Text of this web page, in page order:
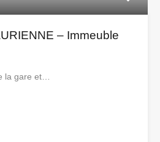
– Immeuble
la gare et…